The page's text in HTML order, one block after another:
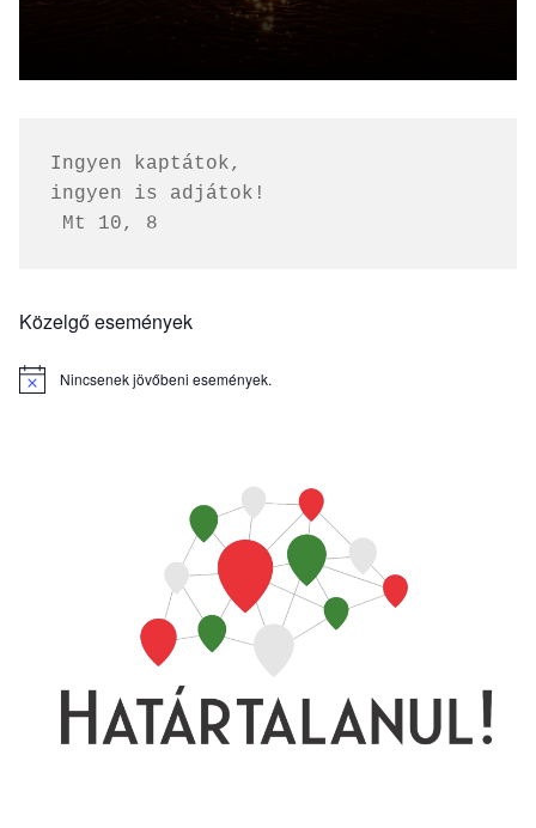
Ingyen kaptátok,
ingyen is adjátok!
Mt 10, 8
Közelgő események
Notice Nincsenek jövőbeni események.